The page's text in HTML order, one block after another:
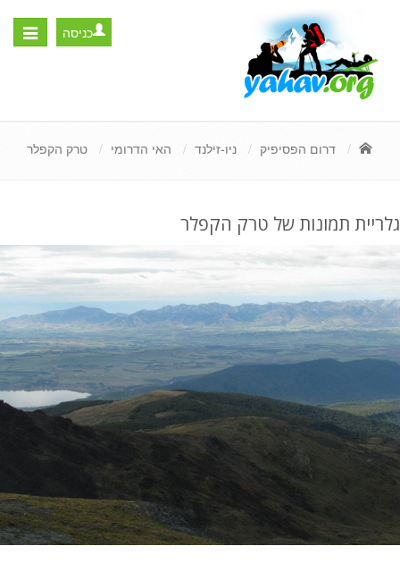
Toggle
כניסה
דרום הפסיפיק ניו-זילנד האי הדרומי טרק הקפלר
גלריית תמונות של טרק הקפלר